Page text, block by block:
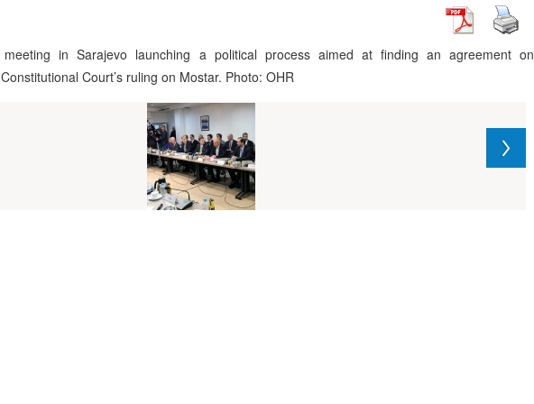
in Sarajevo launching a political process aimed at finding an agreement on
Court’s ruling on Mostar. Photo: OHR